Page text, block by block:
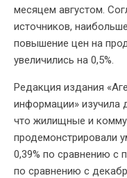
месяцем августом.
источников,
повышение цен на
увеличились на 0,5%.
Редакция издания
информации» изучила
что жилищные и
продемонстрировали
0,39% по сравнению
по сравнению с